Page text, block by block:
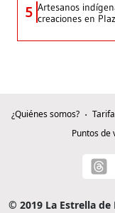
5 Artesanos
creaciones en
¿Quiénes somos?
Puntos de
© 2019 La Estrella de